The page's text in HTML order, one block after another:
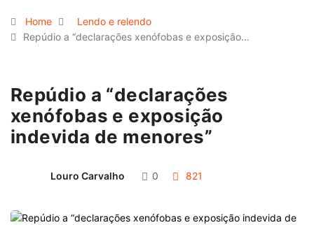
Home
Lendo e relendo
Repúdio a “declarações xenófobas e exposição…
Repúdio a “declarações
xenófobas e exposição
indevida de menores”
Louro Carvalho 0 821